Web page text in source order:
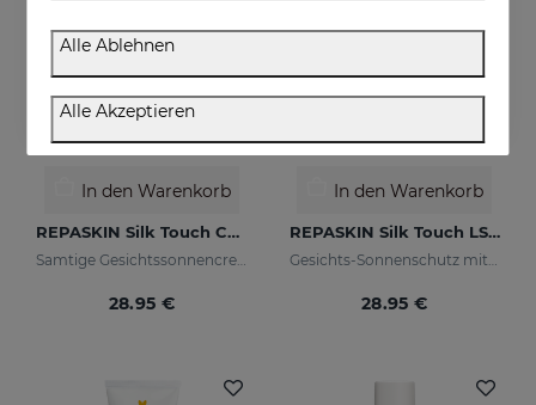
In den Warenkorb
REPASKIN Silk Touch Color LSF50
Samtige Gesichtssonnencreme mit Farbe
28.95 €
In den Warenkorb
REPASKIN Silk Touch LSF50
Gesichts-Sonnenschutz mit samtigem Finish
28.95 €
Alle Ablehnen
Alle Akzeptieren